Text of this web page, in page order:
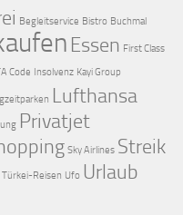
Begleitservice Bistro Buchmal
Essen First Class
Code Insolvenz Kayi Group
Lufthansa
Privatjet
Sky Airlines Streik
Türkei-Reisen Ufo Urlaub